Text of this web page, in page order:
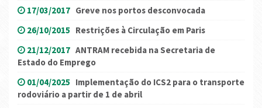
17/03/2017 Greve nos portos desconvocada
26/10/2015 Restrições à Circulação em Paris
21/12/2017 ANTRAM recebida na Secretaria de
Estado do Emprego
01/04/2025 Implementação do ICS2 para o transporte
rodoviário a partir de 1 de abril